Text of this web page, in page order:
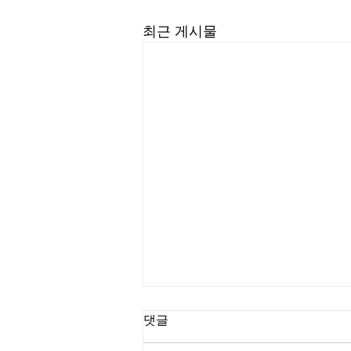
최근 게시물
길요나 목사
“한계를 넘어서는 인생을 살라” (삼
댓글